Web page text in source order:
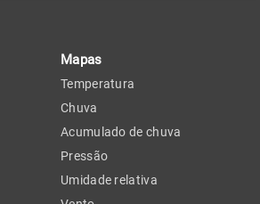
Mapas
Temperatura
Chuva
Acumulado de chuva
Pressão
Umidade relativa